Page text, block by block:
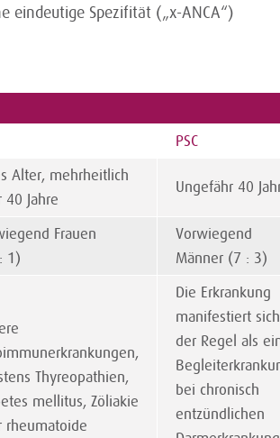
eindeutige Spezifität („x-ANCA“)
PSC
Alter, mehrheitlich
40 Jahre
Ungefähr 40
Frauen
1)
Vorwiegend
Männer (7 : 3)
Thyreopathien,
mellitus, Zöliakie
rheumatoide
Die Erkrankung
manifestiert
der Regel als
bei chronisch
entzündlichen